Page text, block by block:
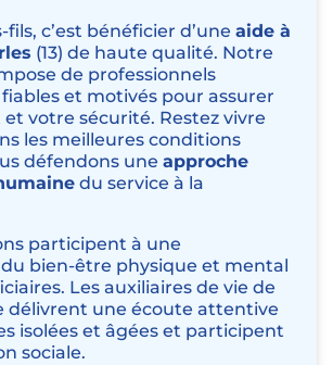
c’est bénéficier d’une aide à
(13) de haute qualité. Notre
de professionnels
et motivés pour assurer
votre sécurité. Restez vivre
les meilleures conditions
défendons une approche
du service à la
participent à une
bien-être physique et mental
Les auxiliaires de vie de
délivrent une écoute attentive
isolées et âgées et participent
sociale.